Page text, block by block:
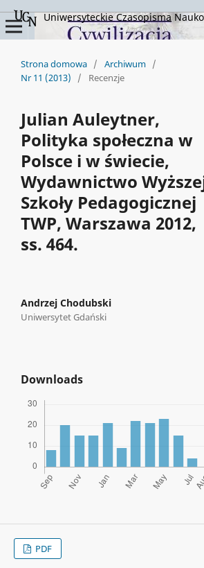
Uniwersyteckie Czasopisma
Strona domowa / Archiwum /
Nr 11 (2013)
/ Recenzje
Julian Auleytner,
Polityka społeczna w
Polsce i w świecie,
Wydawnictwo
Szkoły Pedagogicznej
TWP, Warszawa 2012,
ss. 464.
Andrzej Chodubski
Uniwersytet Gdański
Downloads
PDF